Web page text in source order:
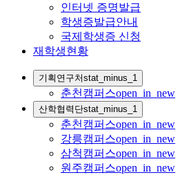
인터넷 증명발급
학생증발급안내
국제학생증 신청
재학생현황
기획연구처stat_minus_1
춘천캠퍼스open_in_new
산학협력단stat_minus_1
춘천캠퍼스open_in_new
강릉캠퍼스open_in_new
삼척캠퍼스open_in_new
원주캠퍼스open_in_new